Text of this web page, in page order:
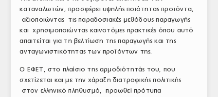
ΣΥΝΕΔΡΙΟ ΚΡΕΑΤΟΣ
καταναλωτών, προσφέρει υψηλής ποιότητας προϊόντα,
αξιοποιώντας τις παραδοσιακές μεθόδους παραγωγής
και χρησιμοποιώντας καινοτόμες πρακτικές όπου αυτό
απαιτείται για τη βελτίωση της παραγωγής και της
ανταγωνιστικότητας των προϊόντων της.
Ο ΕΦΕΤ, στο πλαίσιο της αρμοδιότητάς του, που
σχετίζεται και με την χάραξη διατροφικής πολιτικής
στον ελληνικό πληθυσμό, προωθεί πρότυπα